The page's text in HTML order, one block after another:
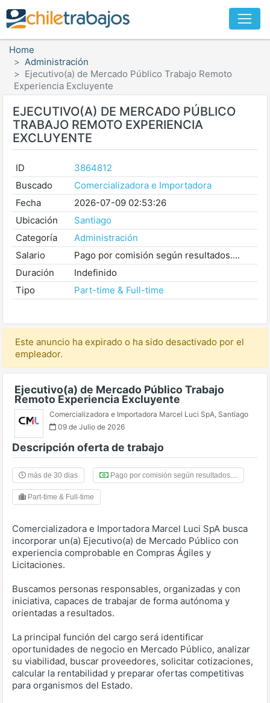
Home
Administración
Ejecutivo(a) de Mercado Público Trabajo Remoto
Experiencia Excluyente
EJECUTIVO(A) DE MERCADO PÚBLICO
TRABAJO REMOTO EXPERIENCIA
EXCLUYENTE
ID
3864812
Buscado
Comercializadora e Importadora
Fecha
2026-07-09 02:53:26
Ubicación
Santiago
Categoría
Administración
Salario
Pago por comisión según resultados....
Duración
Indefinido
Tipo
Part-time & Full-time
Este anuncio ha expirado o ha sido desactivado por el
empleador.
Ejecutivo(a) de Mercado Público Trabajo
Remoto Experiencia Excluyente
Comercializadora e Importadora Marcel Luci SpA, Santiago
09 de Julio de 2026
Descripción oferta de trabajo
más de 30 dias Pago por comisión según resultados....
Part-time & Full-time
Comercializadora e Importadora Marcel Luci SpA busca
incorporar un(a) Ejecutivo(a) de Mercado Público con
experiencia comprobable en Compras Ágiles y
Licitaciones.
Buscamos personas responsables, organizadas y con
iniciativa, capaces de trabajar de forma autónoma y
orientadas a resultados.
La principal función del cargo será identificar
oportunidades de negocio en Mercado Público, analizar
su viabilidad, buscar proveedores, solicitar cotizaciones,
calcular la rentabilidad y preparar ofertas competitivas
para organismos del Estado.